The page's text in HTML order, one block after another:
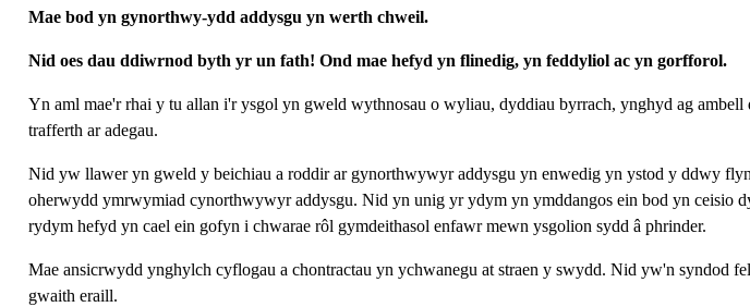
News & events
Helpline:
Mae bod yn gynorthwy-ydd addysgu yn werth chweil.
Nid oes dau ddiwrnod byth yr un fath! Ond mae hefyd yn flinedig, yn feddyliol ac yn gorfforol.
Yn aml mae'r rhai y tu allan i'r ysgol yn gweld wythnosau o wyliau, dyddiau byrrach, ynghyd ag
trafferth ar adegau.
Nid yw llawer yn gweld y beichiau a roddir ar gynorthwywyr addysgu yn enwedig yn ystod y ddwy
oherwydd ymrwymiad cynorthwywyr addysgu. Nid yn unig yr ydym yn ymddangos ein bod yn ceisio
rydym hefyd yn cael ein gofyn i chwarae rôl gymdeithasol enfawr mewn ysgolion sydd â phrinder.
Mae ansicrwydd ynghylch cyflogau a chontractau yn ychwanegu at straen y swydd. Nid yw'n
gwaith eraill.